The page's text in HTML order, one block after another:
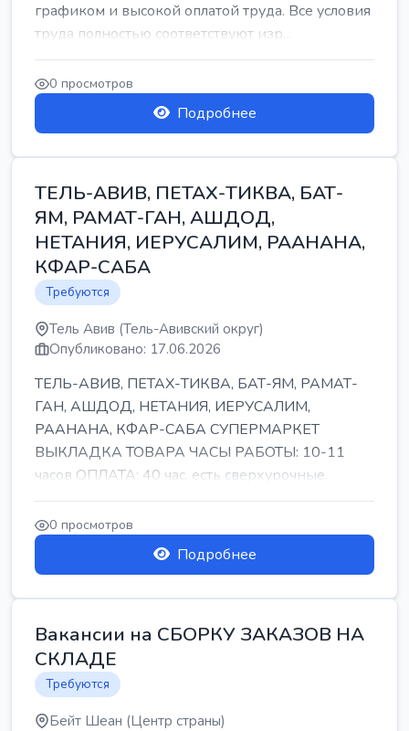
графиком и высокой оплатой труда. Все условия
труда полностью соответствуют изр...
0 просмотров
Подробнее
ТЕЛЬ-АВИВ, ПЕТАХ-ТИКВА, БАТ-
ЯМ, РАМАТ-ГАН, АШДОД,
НЕТАНИЯ, ИЕРУСАЛИМ, РААНАНА,
КФАР-САБА
Требуются
Тель Авив (Тель-Авивский округ)
Опубликовано: 17.06.2026
ТЕЛЬ-АВИВ, ПЕТАХ-ТИКВА, БАТ-ЯМ, РАМАТ-
ГАН, АШДОД, НЕТАНИЯ, ИЕРУСАЛИМ,
РААНАНА, КФАР-САБА СУПЕРМАРКЕТ
ВЫКЛАДКА ТОВАРА ЧАСЫ РАБОТЫ: 10-11
часов ОПЛАТА: 40 час, есть сверхурочные
ПИТАНИЕ ЕСТЬ Для синих б...
0 просмотров
Подробнее
Вакансии на СБОРКУ ЗАКАЗОВ НА
СКЛАДЕ
Требуются
Бейт Шеан (Центр страны)